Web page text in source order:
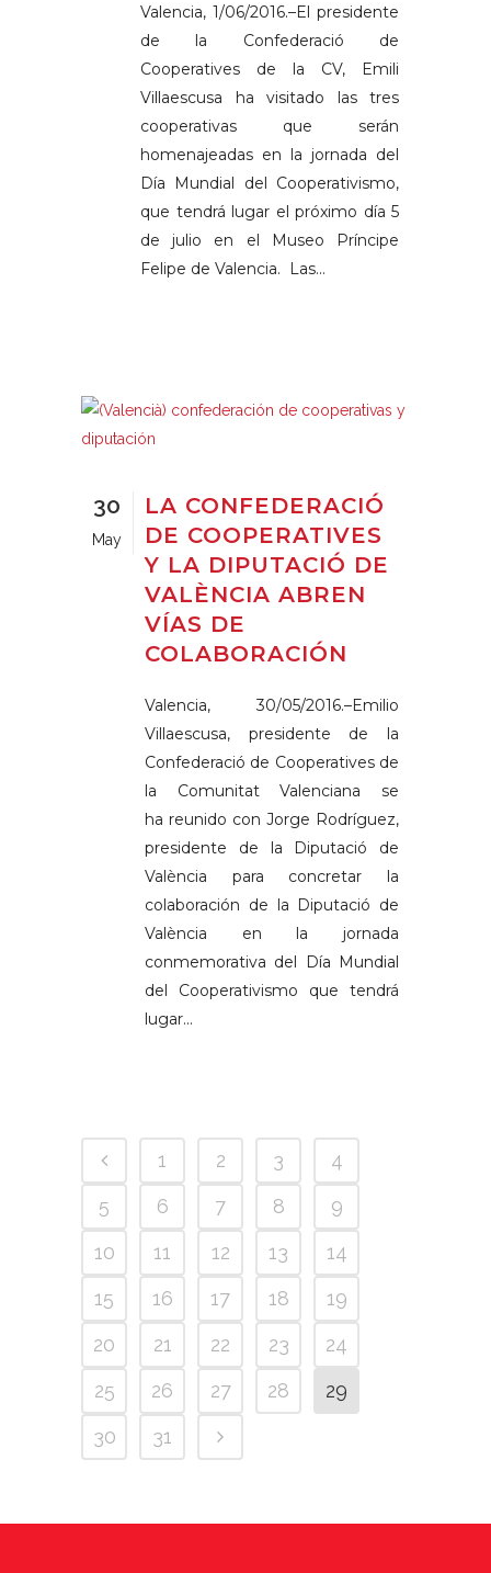
Valencia, 1/06/2016.–El presidente
de la Confederació de
Cooperatives de la CV, Emili
Villaescusa ha visitado las tres
cooperativas que serán
homenajeadas en la jornada del
Día Mundial del Cooperativismo,
que tendrá lugar el próximo día 5
de julio en el Museo Príncipe
Felipe de Valencia. Las...
30
May
LA CONFEDERACIÓ
DE COOPERATIVES
Y LA DIPUTACIÓ DE
VALÈNCIA ABREN
VÍAS DE
COLABORACIÓN
Valencia, 30/05/2016.–Emilio
Villaescusa, presidente de la
Confederació de Cooperatives de
la Comunitat Valenciana se
ha reunido con Jorge Rodríguez,
presidente de la Diputació de
València para concretar la
colaboración de la Diputació de
València en la jornada
conmemorativa del Día Mundial
del Cooperativismo que tendrá
lugar...
1 2 3
4
5
6 7 8
9
10
11 12 13
14
15
16 17 18
19
20
21 22 23
24
25
26 27 28
29
30
31